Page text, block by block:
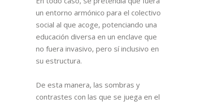
un entorno armónico para el colectivo
social al que acoge, potenciando una
educación diversa en un enclave que
no fuera invasivo, pero sí inclusivo en
su estructura.
De esta manera, las sombras y
contrastes con las que se juega en el